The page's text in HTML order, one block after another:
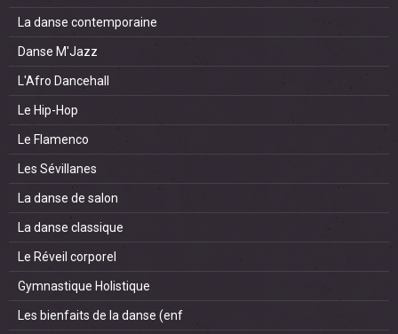
La danse contemporaine
Danse M'Jazz
L'Afro Dancehall
Le Hip-Hop
Le Flamenco
Les Sévillanes
La danse de salon
La danse classique
Le Réveil corporel
Gymnastique Holistique
Les bienfaits de la danse (enf